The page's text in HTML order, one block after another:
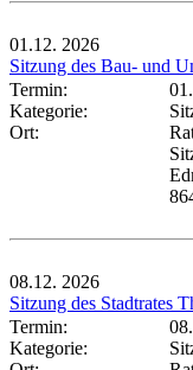
01.12. 2026
Sitzung des Bau- und
Termin:
Kategorie:
Ort:
08.12. 2026
Sitzung des Stadtrates
Termin:
Kategorie: